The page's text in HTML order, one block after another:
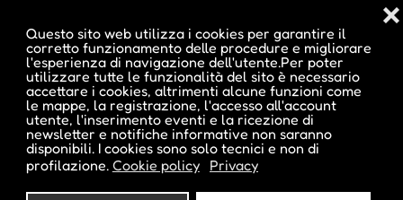
Questo sito web utilizza i cookies per garantire il
corretto funzionamento delle procedure e migliorare
l'esperienza di navigazione dell'utente.Per poter
utilizzare tutte le funzionalità del sito è necessario
accettare i cookies, altrimenti alcune funzioni come
le mappe, la registrazione, l'accesso all'account
utente, l'inserimento eventi e la ricezione di
newsletter e notifiche informative non saranno
disponibili. I cookies sono solo tecnici e non di
profilazione. Cookie policy Privacy
❌
Visita profilo